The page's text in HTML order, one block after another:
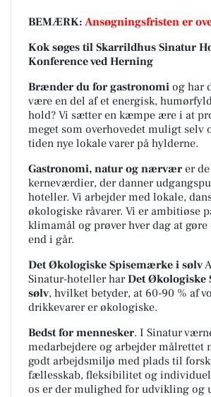
BEMÆRK: Ansøgningsfristen er
Kok søges til Skarrildhus Sinatur
Konference ved Herning
Brænder du for gastronomi og har
være en del af et energisk,
hold? Vi sætter en kæmpe ære i at
meget som overhovedet muligt selv
tiden nye lokale varer på hylderne.
Gastronomi, natur og nærvær er
kerneværdier, der danner
hoteller. Vi arbejder med lokale,
økologiske råvarer. Vi er ambitiøse
klimamål og prøver hver dag at
end i går.
Det Økologiske Spisemærke i sølv
Sinatur-hoteller harDet Økologiske
sølv, hvilket betyder, at 60-90 % af
drikkevarer er økologiske.
Bedst for mennesker. I Sinatur
medarbejdere og arbejder målrettet
godt arbejdsmiljø med plads til
fællesskab, fleksibilitet og
os er der mulighed for udvikling og